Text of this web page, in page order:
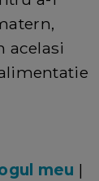
acelasi
meu |